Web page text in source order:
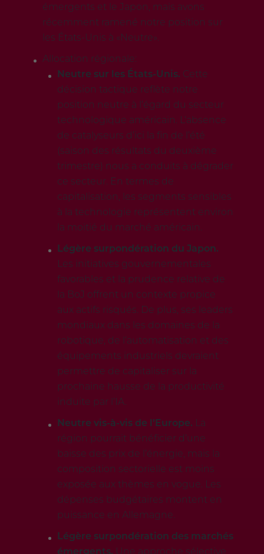
émergents et le Japon, mais avons
récemment ramené notre position sur
les États-Unis à «Neutre».
Allocation régionale:
Neutre sur les États-Unis. Cette
décision tactique reflète notre
position neutre à l’égard du secteur
technologique américain. L’absence
de catalyseurs d’ici la fin de l’été
(saison des résultats du deuxième
trimestre) nous a conduits à dégrader
ce secteur. En termes de
capitalisation, les segments sensibles
à la technologie représentent environ
la moitié du marché américain.
Légère surpondération du Japon.
Les initiatives gouvernementales
favorables et la prudence relative de
la BoJ offrent un contexte propice
aux actifs risqués. De plus, ses leaders
mondiaux dans les domaines de la
robotique, de l’automatisation et des
équipements industriels devraient
permettre de capitaliser sur la
prochaine hausse de la productivité
induite par l’IA.
Neutre vis-à-vis de l’Europe. La
région pourrait bénéficier d’une
baisse des prix de l’énergie, mais la
composition sectorielle est moins
exposée aux thèmes en vogue. Les
dépenses budgétaires montent en
puissance en Allemagne.
Légère surpondération des marchés
émergents. Une approche sélective